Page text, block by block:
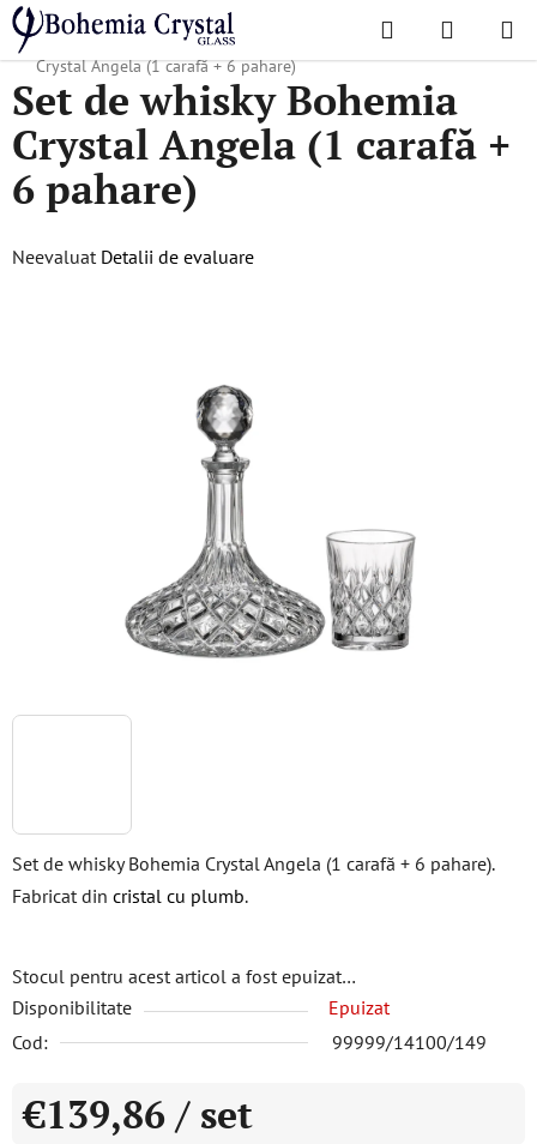
Treci
conținut
Căutare
DE
Acasă
/ Colecții populare / Angela Classic
Set de whisky Bohemia
Crystal Angela (1 carafă + 6 pahare)
Set de whisky Bohemia Crystal Angela (1 carafă + 6 pahare).
Fabricat din cristal cu plumb.
Stocul pentru acest articol a fost epuizat…
Disponibilitate
Epuizat
Cod:
99999/14100/149
€139,86 / set
Set de whisky Bohemia
Crystal Angela (1 carafă +
6 pahare)
Evaluarea
Neevaluat Detalii de evaluare